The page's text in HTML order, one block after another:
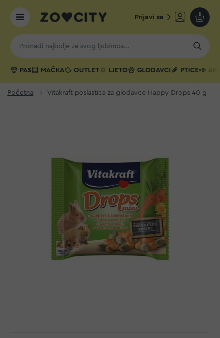
Prijavi se
Moja
PAS MAČKA OUTLET LJETO GLODAVCI PTICE
Početna Vitakraft poslastica za glodavce Happy Drops 40 g